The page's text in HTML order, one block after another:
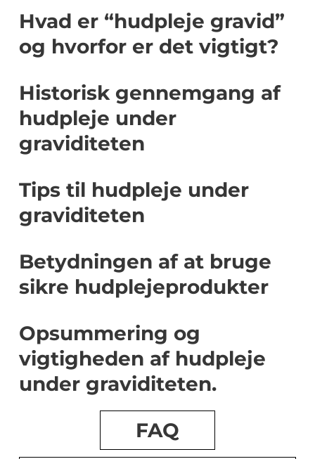
Hvad er “hudpleje gravid”
og hvorfor er det vigtigt?
Historisk gennemgang af
hudpleje under
graviditeten
Tips til hudpleje under
graviditeten
Betydningen af at bruge
sikre hudplejeprodukter
Opsummering og
vigtigheden af hudpleje
under graviditeten.
FAQ